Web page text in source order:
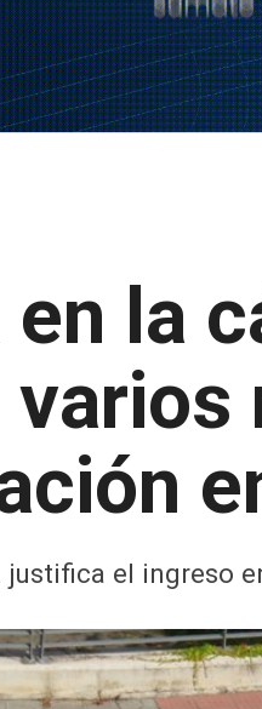
en la
varios
justifica el ingreso